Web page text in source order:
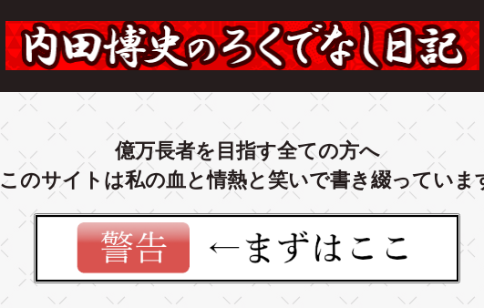
億万長者を目指す全ての方へ
このサイトは私の血と情熱と笑いで書き綴っていま